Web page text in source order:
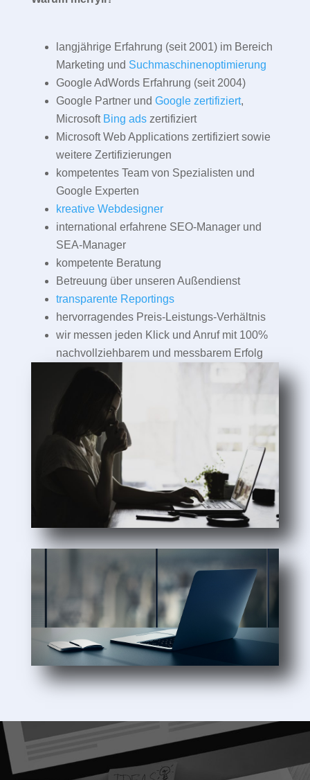
langjährige Erfahrung (seit 2001) im Bereich
Marketing und Suchmaschinenoptimierung
Google AdWords Erfahrung (seit 2004)
Google Partner und Google zertifiziert,
Microsoft Bing adszertifiziert
Microsoft Web Applications zertifiziert sowie
weitere Zertifizierungen
kompetentes Team von Spezialisten und
Google Experten
kreative Webdesigner
international erfahrene SEO-Manager und
SEA-Manager
kompetente Beratung
Betreuung über unseren Außendienst
transparente Reportings
hervorragendes Preis-Leistungs-Verhältnis
wir messen jeden Klick und Anruf mit 100%
nachvollziehbarem und messbarem Erfolg